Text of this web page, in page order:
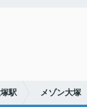
駅 メゾン大塚